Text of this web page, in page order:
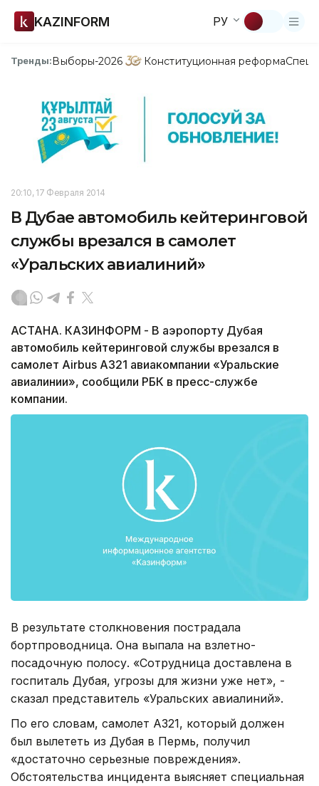
KAZINFORM РУ
Тренды:Выборы-2026 Конституционная реформа
20:10, 17 Февраля 2014
В Дубае автомобиль кейтеринговой
службы врезался в самолет
«Уральских авиалиний»
АСТАНА. КАЗИНФОРМ - В аэропорту Дубая
автомобиль кейтеринговой службы врезался в
самолет Airbus A321 авиакомпании «Уральские
авиалинии», сообщили РБК в пресс-службе
компании.
В результате столкновения пострадала
бортпроводница. Она выпала на взлетно-
посадочную полосу. «Сотрудница доставлена в
госпиталь Дубая, угрозы для жизни уже нет», -
сказал представитель «Уральских авиалиний».
По его словам, самолет А321, который должен
был вылететь из Дубая в Пермь, получил
«достаточно серьезные повреждения».
Обстоятельства инцидента выясняет специальная